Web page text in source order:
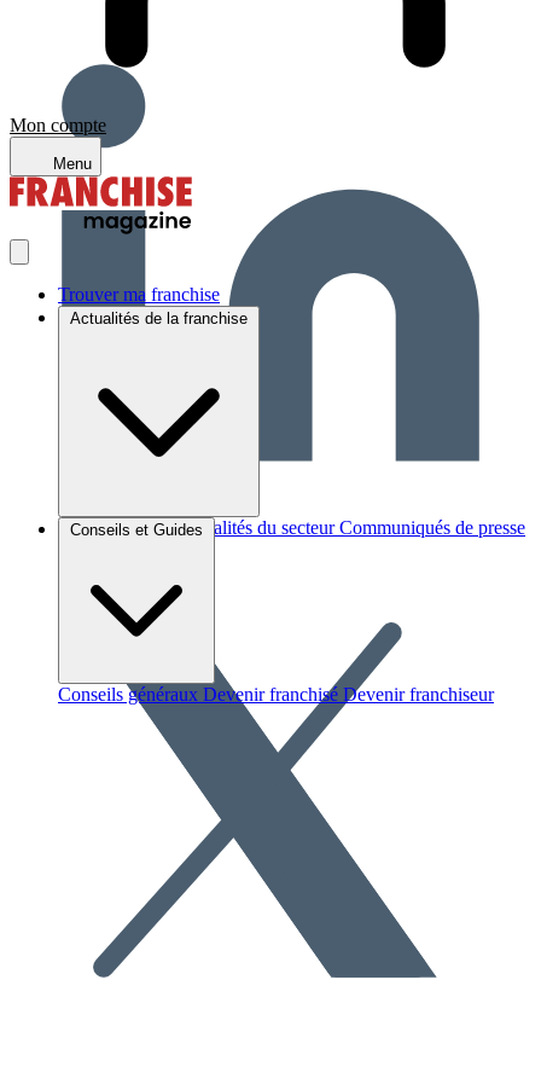
Mon compte
Menu
Trouver ma franchise
Actualités de la franchise
Brèves et actus Actualités du secteur Communiqués de presse
Conseils et Guides
Conseils généraux Devenir franchisé Devenir franchiseur